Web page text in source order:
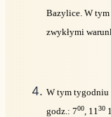
Bazylice. W tym
zwykłymi
W tym tygodniu
godz.: 700 , 11 30